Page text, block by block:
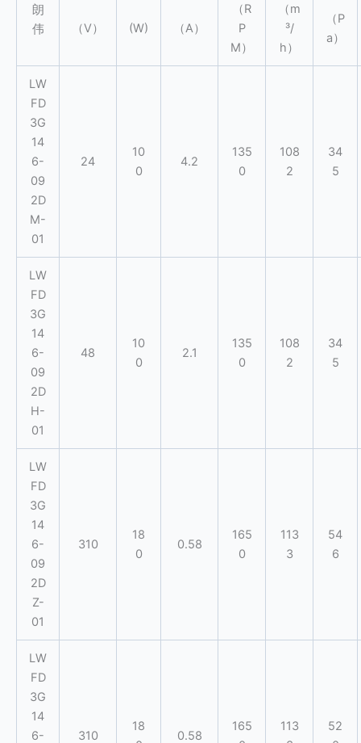
朗
伟
（V） (W) （A）
（R
P
M）
（m
³/
h）
（P
a）
LW
FD
3G
14
6-
09
2D
M-
01
24
10
0
4.2
135
0
108
2
34
5
LW
FD
3G
14
6-
09
2D
H-
01
48
10
0
2.1
135
0
108
2
34
5
LW
FD
3G
14
6-
09
2D
Z-
01
310
18
0
0.58
165
0
113
3
54
6
LW
FD
3G
14
6-
310
18
0.58
165
113
52